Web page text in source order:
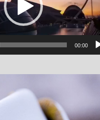
00:00